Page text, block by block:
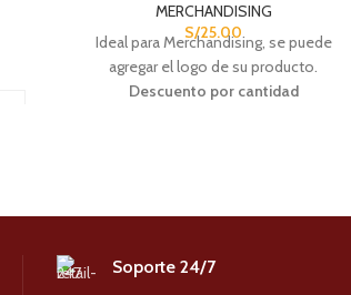
MERCHANDISING
S/25.00
Ideal para Merchandising, se puede
agregar el logo de su producto.
Descuento por cantidad
Soporte 24/7